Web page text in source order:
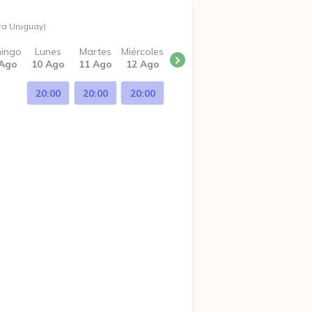
Uruguay)
Lunes
10 Ago
20:00
Martes
11 Ago
20:00
Miércoles
12 Ago
20:00